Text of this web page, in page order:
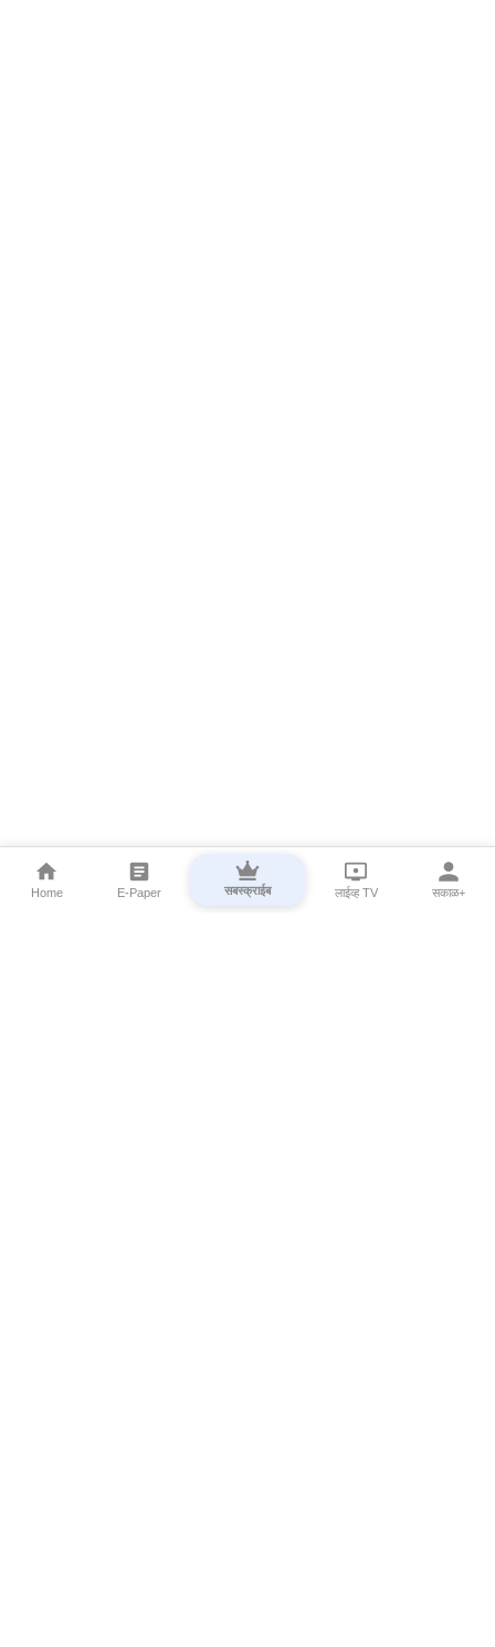
Home E-Paper सबस्क्राईब लाईव्ह TV सकाळ+